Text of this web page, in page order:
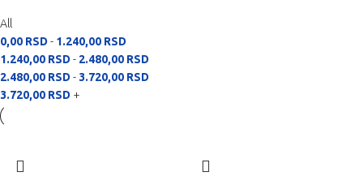
All
0,00 RSD - 1.240,00 RSD
1.240,00 RSD - 2.480,00 RSD
2.480,00 RSD - 3.720,00 RSD
3.720,00 RSD +